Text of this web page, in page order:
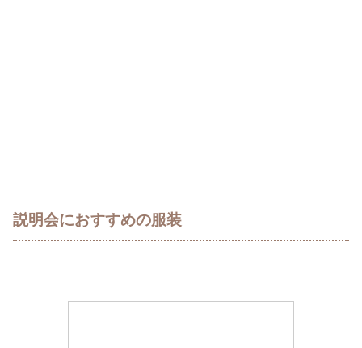
説明会におすすめの服装